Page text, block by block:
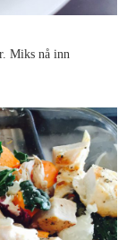
Miks nå inn